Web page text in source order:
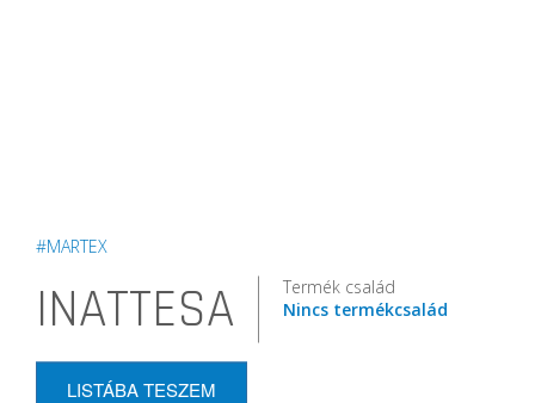
#MARTEX
INATTESA
Termék család
Nincs termékcsalád
LISTÁBA TESZEM